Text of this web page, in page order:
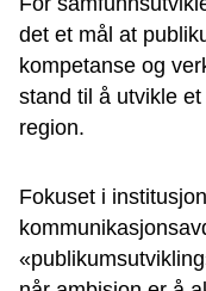
det et mål at
kompetanse og
stand til å utvikle
region.
Fokuset i